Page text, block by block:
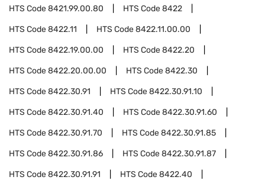
HTS Code8421.99.00.80 HTS Code8422
HTS Code8422.11 HTS Code8422.11.00.00
HTS Code8422.19.00.00 HTS Code8422.20
HTS Code8422.20.00.00 HTS Code8422.30
HTS Code8422.30.91 HTS Code8422.30.91.10
HTS Code8422.30.91.40 HTS Code8422.30.91.60
HTS Code8422.30.91.70 HTS Code8422.30.91.85
HTS Code8422.30.91.86 HTS Code8422.30.91.87
HTS Code8422.30.91.91 HTS Code8422.40